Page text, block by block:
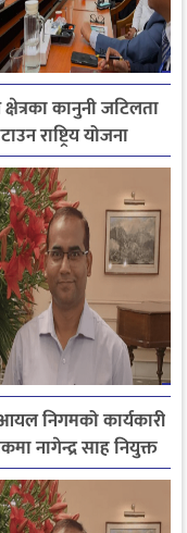
क्षेत्रका कानुनी जटिलता
राष्ट्रिय योजना
होटल संघ
पाँचबुँदे माग
निगमको कार्यकारी
नागेन्द्र साह नियुक्त